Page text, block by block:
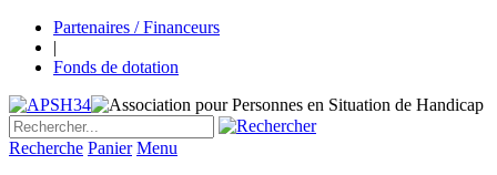
Partenaires / Financeurs
|
Fonds de dotation
Recherche Panier Menu